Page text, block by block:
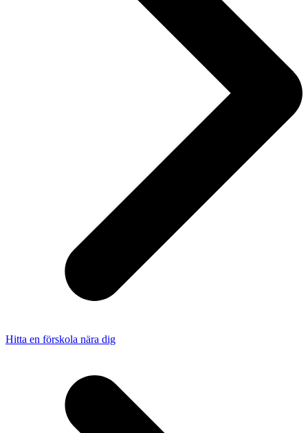
Hitta en förskola nära dig